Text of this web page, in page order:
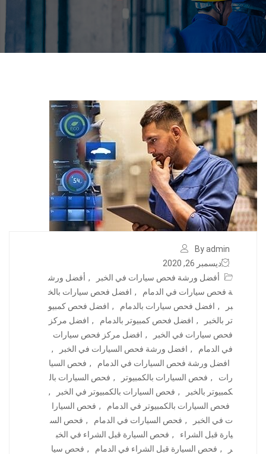
By admin
ديسمبر 26, 2020
أفضل ورشة فحص سيارات في الخبر
, أفضل ورش
ة فحص سيارات في الدمام
, افضل فحص سيارات بالخ
بر
, افضل فحص سيارات بالدمام , افضل فحص كمبيو
تر بالخبر
, افضل فحص كمبيوتر بالدمام , افضل مركز
فحص سيارات في الخبر
, افضل مركز فحص سيارات
في الدمام
, افضل ورشة فحص السيارات في الخبر
,
افضل ورشة فحص السيارات في الدمام
, فحص السيا
رات
, فحص السيارات بالكمبيوتر , فحص السيارات بال
كمبيوتر بالخبر
, فحص السيارات بالكمبيوتر في الخبر
,
فحص السيارات بالكمبيوتر في الدمام
, فحص السيارا
ت في الخبر
, فحص السيارات في الدمام , فحص الس
يارة قبل الشراء
, فحص السيارة قبل الشراء في الخب
ر
, فحص السيارة قبل الشراء في الدمام , فحص سيا